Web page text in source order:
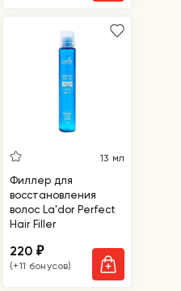
13 мл
Филлер для
восстановления
волос La'dor Perfect
Hair Filler
220₽
(+11 бонусов)